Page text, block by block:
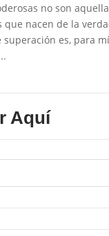
no son
que nacen de la
es, para
Aquí